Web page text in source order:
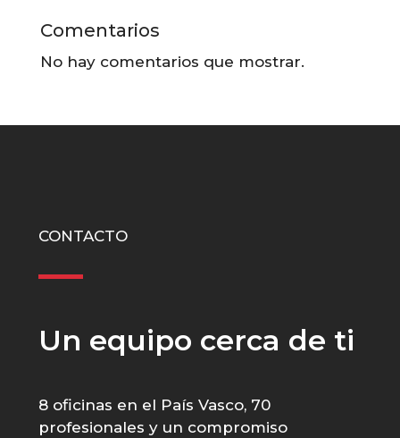
Comentarios
No hay comentarios que mostrar.
CONTACTO
Un equipo cerca de ti
8 oficinas en el País Vasco, 70
profesionales y un compromiso